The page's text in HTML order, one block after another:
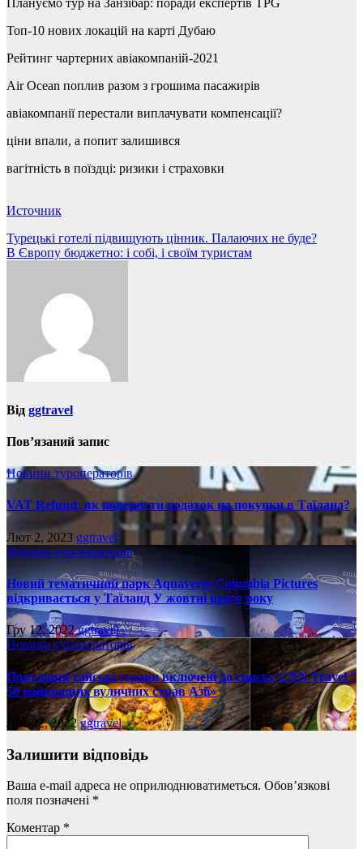
Плануємо тур на Занзібар: поради експертів TPG
Топ-10 нових локацій на карті Дубаю
Рейтинг чартерних авіакомпаній-2021
Air Ocean поплив разом з грошима пасажирів
авіакомпанії перестали виплачувати компенсації?
ціни впали, а попит залишився
вагітність в поїздці: ризики і страховки
Источник
Навігація
записів
Турецькі готелі підвищують цінник. Палаючих не буде?
В Європу бюджетно: і собі, і своїм туристам
Від ggtravel
Пов’язаний запис
Новини туроператорів
VAT Refund: як повернути податок на покупки в Таїланд?
Лют 2, 2023 ggtravel
Новини туроператорів
Новий тематичний парк Aquaverse Columbia Pictures
відкривається у Таїланд У жовтні цього року
Гру 12, 2022ggtravel
Новини туроператорів
Популярні тайські страви включені до списку CNN Travel ”
50 найкращих вуличних страв Азії»
Лис 22, 2022ggtravel
Залишити відповідь
Ваша e-mail адреса не оприлюднюватиметься. Обов’язкові
поля позначені *
Коментар *